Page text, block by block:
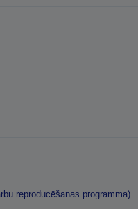
reproducēšanas programma)